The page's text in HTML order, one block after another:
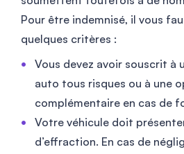
Pour être indemnisé, il vous
quelques critères :
Vous devez avoir souscrit à
auto tous risques ou à une
complémentaire en cas de
Votre véhicule doit
d’effraction. En cas de